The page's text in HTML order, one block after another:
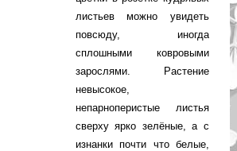
листьев можно увидеть
повсюду, иногда
сплошными ковровыми
зарослями. Растение
невысокое,
непарноперистые листья
сверху ярко зелёные, а с
изнанки почти что белые,